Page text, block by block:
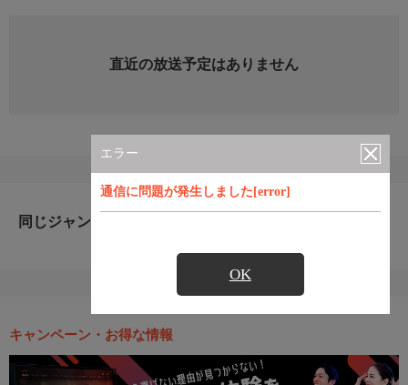
エラー
通信に問題が発生しました[error]
OK
直近の放送予定はありません
同じジャンルのおすすめ番組
キャンペーン・お得な情報